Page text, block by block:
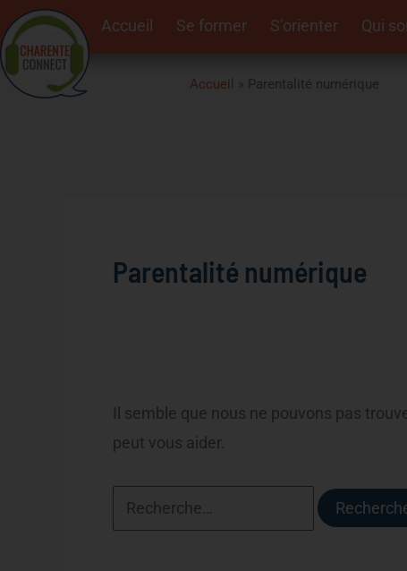
Aller
au
contenu
Accueil Se former S’orienter Qui
Accueil » Parentalité numérique
Parentalité numérique
Il semble que nous ne pouvons pas
peut vous aider.